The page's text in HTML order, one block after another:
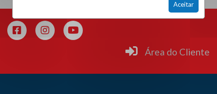
Aceitar
Área do Cliente